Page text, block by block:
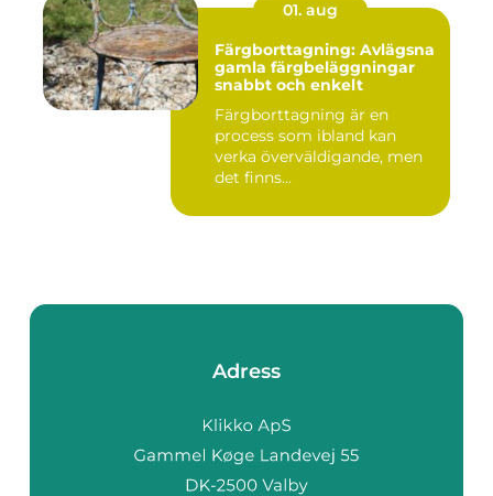
01. aug
Färgborttagning: Avlägsna
gamla färgbeläggningar
snabbt och enkelt
Färgborttagning är en
process som ibland kan
verka överväldigande, men
det finns...
Adress